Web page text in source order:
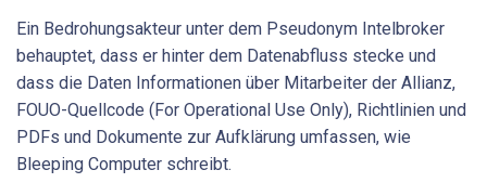
Ein Bedrohungsakteur unter dem Pseudonym Intelbroker
behauptet, dass er hinter dem Datenabfluss stecke und
dass die Daten Informationen über Mitarbeiter der Allianz,
FOUO-Quellcode (For Operational Use Only), Richtlinien und
PDFs und Dokumente zur Aufklärung umfassen, wie
Bleeping Computer schreibt.